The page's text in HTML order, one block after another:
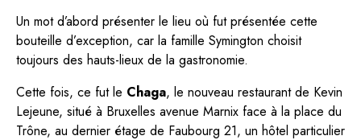
Un mot d’abord présenter le lieu où fut présentée cette
bouteille d’exception, car la famille Symington choisit
toujours des hauts-lieux de la gastronomie.
Cette fois, ce fut le Chaga, le nouveau restaurant de Kevin
Lejeune, situé à Bruxelles avenue Marnix face à la place du
Trône, au dernier étage de Faubourg 21, un hôtel particulier